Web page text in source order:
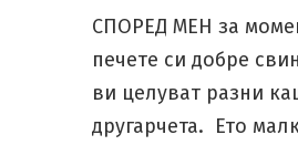
СПОРЕД МЕН за
печете си добре
ви целуват разни
другарчета. Ето